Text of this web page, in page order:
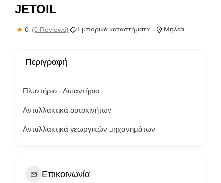
JETOIL
0 (0 Reviews) Εμπορικά καταστήματα Μηλέα
Περιγραφή
Πλυντήριο - Λιπαντήριο
Ανταλλακτικά αυτοκινήτων
Ανταλλακτικά γεωργικών μηχανημάτων
Επικοινωνία